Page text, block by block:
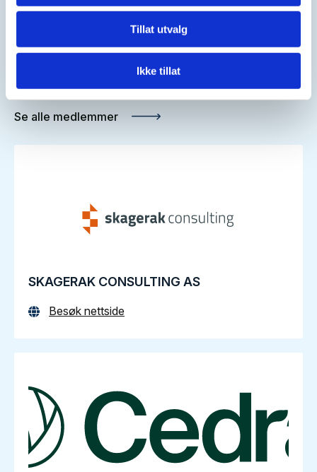
Tillat utvalg
Ikke tillat
Nyeste medlemmer
Se alle medlemmer
SKAGERAK CONSULTING AS
Besøk nettside